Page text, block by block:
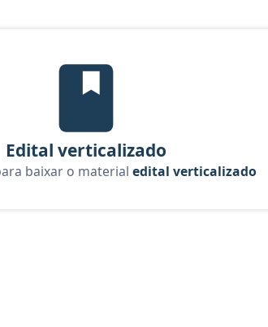
Edital Verticalizado, material
Edital verticalizado
baixar o material edital verticalizado